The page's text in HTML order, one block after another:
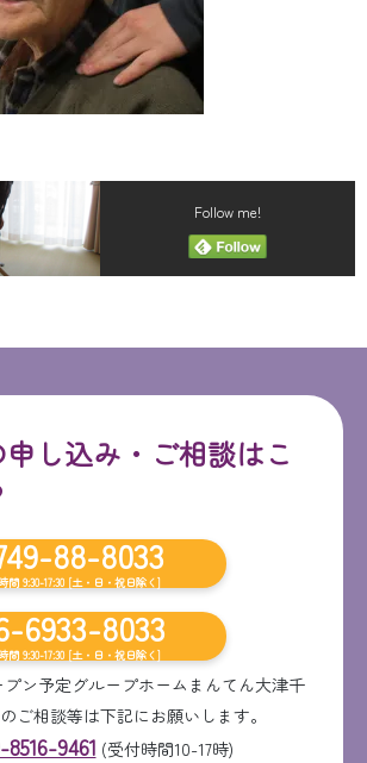
Follow me!
申し込み・ご相談はこ
88-8033
間 9:30-17:30 [土・日・祝日除く]
6933-8033
間 9:30-17:30 [土・日・祝日除く]
プン予定グループホームまんてん大津千
ご相談等は下記にお願いします。
9461 (受付時間10-17時)